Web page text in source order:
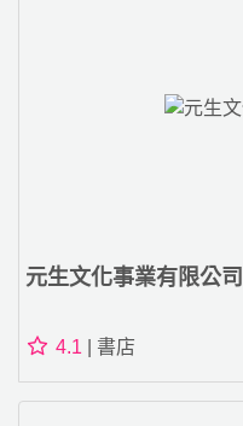
元生文化事業有限公司
4.1 | 書店